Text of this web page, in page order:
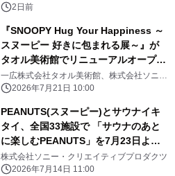
2日前
『SNOOPY Hug Your Happiness ～
スヌーピー 好きに包まれる展～』が
タオル美術館でリニューアルオープ
ン！
一広株式会社タオル美術館、株式会社ソニ
ー・クリエイティブプロダクツ
2026年7月21日 10:00
PEANUTS(スヌーピー)とサウナイキ
タイ、全国33施設で 「サウナのあと
に楽しむPEANUTS」を7月23日より
開催 限定冊子・ステッカー配布や
SNSキャンペーンも実施
株式会社ソニー・クリエイティブプロダクツ
2026年7月14日 11:00